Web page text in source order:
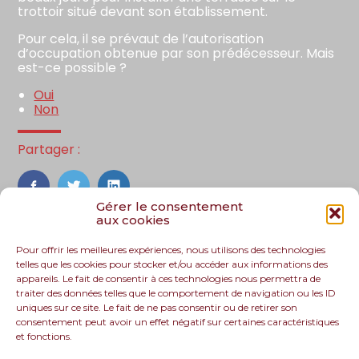
Gérer le consentement
aux cookies
Pour offrir les meilleures expériences, nous utilisons des technologies
telles que les cookies pour stocker et/ou accéder aux informations des
appareils. Le fait de consentir à ces technologies nous permettra de
traiter des données telles que le comportement de navigation ou les ID
uniques sur ce site. Le fait de ne pas consentir ou de retirer son
consentement peut avoir un effet négatif sur certaines caractéristiques
et fonctions.
trottoir situé devant son établissement.
Pour cela, il se prévaut de l’autorisation
d’occupation obtenue par son prédécesseur. Mais
est-ce possible ?
Oui
Non
Partager :
FaceBook
TwitterLinkedIn